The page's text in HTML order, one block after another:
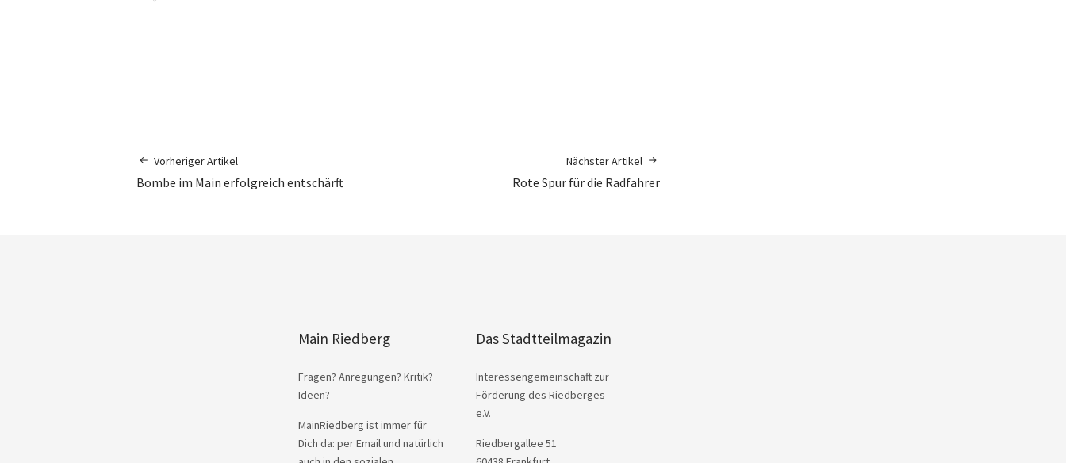
Vorheriger Artikel
Bombe im Main erfolgreich entschärft
Nächster Artikel
Rote Spur für die Radfahrer
Main Riedberg
Fragen? Anregungen? Kritik?
Ideen?
MainRiedberg ist immer für
Dich da: per Email und natürlich
Das Stadtteilmagazin
Interessengemeinschaft zur
Förderung des Riedberges
e.V.
Riedbergallee 51